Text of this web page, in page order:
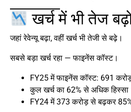
खर्च में भी तेज
जहां रेवेन्यू बढ़ा, वहीं खर्च भी तेजी से बढ़े।
सबसे बड़ा खर्च रहा — फाइनेंस कॉस्ट।
FY25 में फाइनेंस कॉस्ट: 691
कुल खर्च का 62% से अधिक हिस्सा
FY24 में 373 करोड़ से बढ़कर 85%